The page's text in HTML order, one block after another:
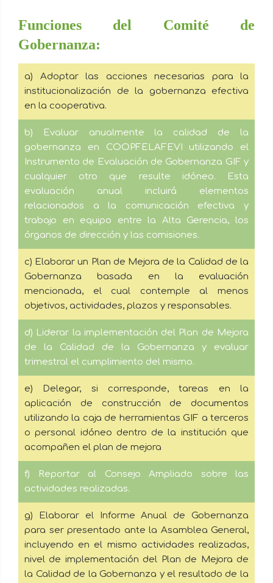
Funciones del Comité de
Gobernanza:
a) Adoptar las acciones necesarias para la
institucionalización de la gobernanza efectiva
en la cooperativa.
b) Evaluar anualmente la calidad de la
gobernanza en COOPFELAFEVI utilizando el
Instrumento de Evaluación de Gobernanza GIF y
cualquier otro que resulte idóneo. Esta
evaluación anual incluirá elementos
relacionados a la comunicación efectiva y
trabajo en equipo entre la Alta Gerencia, los
órganos de dirección y las comisiones.
c) Elaborar un Plan de Mejora de la Calidad de la
Gobernanza basada en la evaluación
mencionada, el cual contemple al menos
objetivos, actividades, plazos y responsables.
d) Liderar la implementación del Plan de Mejora
de la Calidad de la Gobernanza y evaluar
trimestral el cumplimiento del mismo.
e) Delegar, si corresponde, tareas en la
aplicación de construcción de documentos
utilizando la caja de herramientas GIF a terceros
o personal idóneo dentro de la institución que
acompañen el plan de mejora
f) Reportar al Consejo Ampliado sobre las
actividades realizadas.
g) Elaborar el Informe Anual de Gobernanza
para ser presentado ante la Asamblea General,
incluyendo en el mismo actividades realizadas,
nivel de implementación del Plan de Mejora de
la Calidad de la Gobernanza y el resultado de la